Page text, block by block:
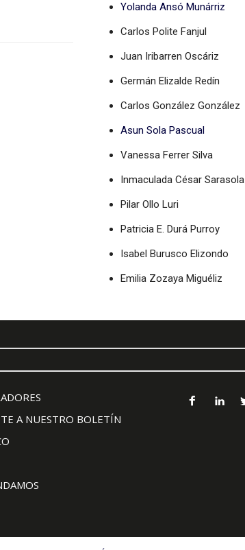
Yolanda Ansó Munárriz
Carlos Polite Fanjul
Juan Iribarren Oscáriz
Germán Elizalde Redín
Carlos González González
Asun Sola Pascual
Vanessa Ferrer Silva
Inmaculada César Sarasola
Pilar Ollo Luri
Patricia E. Durá Purroy
Isabel Burusco Elizondo
Emilia Zozaya Miguéliz
A NUESTRO BOLETÍN